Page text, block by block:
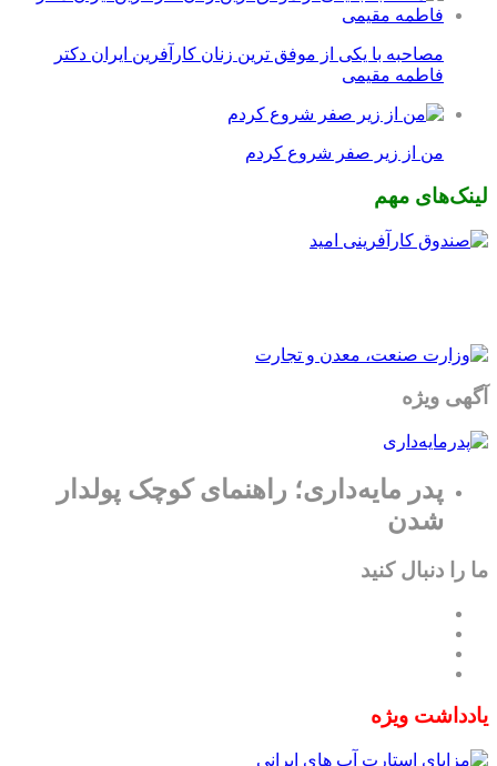
مصاحبه با یکی از موفق ترین زنان کارآفرین ایران دکتر
فاطمه مقیمی
من از زیر صفر شروع کردم
لینک‌های مهم
آگهی ویژه
پدر مایه‌داری؛ راهنمای کوچک پولدار
شدن
ما را دنبال کنید
یادداشت ویژه